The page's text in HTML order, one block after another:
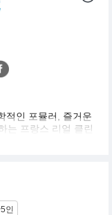
적인 포뮬러, 즐거운
는 프랑스 리얼 클린
인